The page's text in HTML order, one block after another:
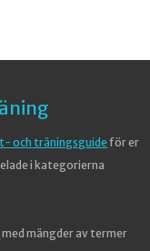
och träningsguideför er
i kategorierna
med mängder av termer